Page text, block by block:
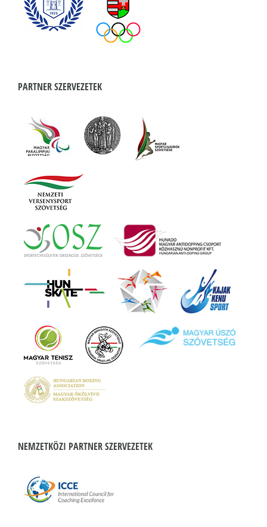
PARTNER SZERVEZETEK
NEMZETKÖZI PARTNER SZERVEZETEK